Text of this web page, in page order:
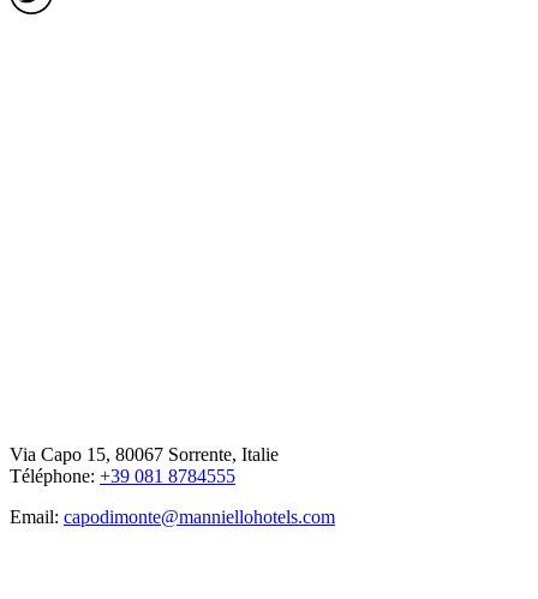
Via Capo 15, 80067 Sorrente, Italie
Téléphone: +39 081 8784555
Email: capodimonte@manniellohotels.com